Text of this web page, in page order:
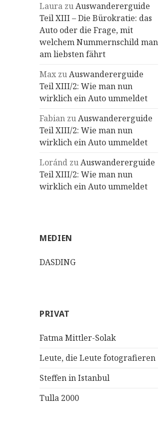
Laura zuAuswandererguide
Teil XIII – Die Bürokratie: das
Auto oder die Frage, mit
welchem Nummernschild man
am liebsten fährt
Max zuAuswandererguide
Teil XIII/2: Wie man nun
wirklich ein Auto ummeldet
Fabian zuAuswandererguide
Teil XIII/2: Wie man nun
wirklich ein Auto ummeldet
Loránd zuAuswandererguide
Teil XIII/2: Wie man nun
wirklich ein Auto ummeldet
MEDIEN
DASDING
PRIVAT
Fatma Mittler-Solak
Leute, die Leute fotografieren
Steffen in Istanbul
Tulla 2000